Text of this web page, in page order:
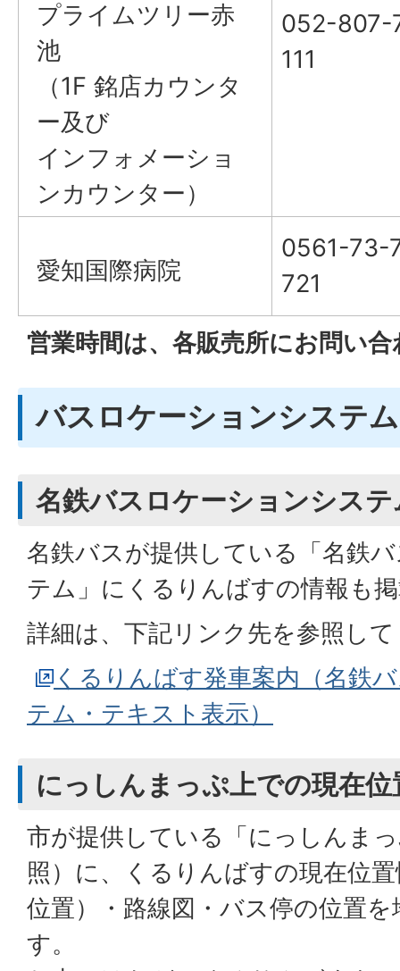
プライムツリー赤
池
（1F 銘店カウンタ
ー及び
インフォメーショ
ンカウンター）
052-807-
111
愛知国際病院
0561-73-
721
営業時間は、各販売所にお問い
バスロケーションシステム
名鉄バスロケーションシステ
名鉄バスが提供している「名鉄
テム」にくるりんばすの情報も
詳細は、下記リンク先を参照し
くるりんばす発車案内（名鉄
テム・テキスト表示）
にっしんまっぷ上での現在位
市が提供している「にっしんま
照）に、くるりんばすの現在位
位置）・路線図・バス停の位置
す。